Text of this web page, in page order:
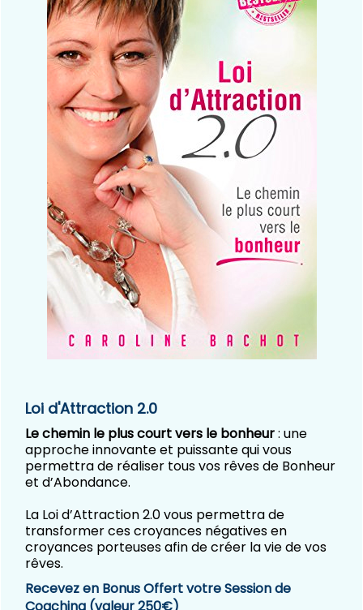
Loi d'Attraction 2.0
Le chemin le plus court vers le bonheur: une
approche innovante et puissante qui vous
permettra de réaliser tous vos rêves de Bonheur
et d’Abondance.
La Loi d’Attraction 2.0 vous permettra de
transformer ces croyances négatives en
croyances porteuses afin de créer la vie de vos
rêves.
Recevez en Bonus Offert votre Session de